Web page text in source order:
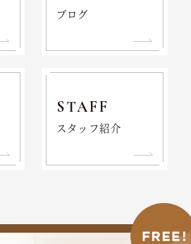
ブログ
STAFF
スタッフ紹介